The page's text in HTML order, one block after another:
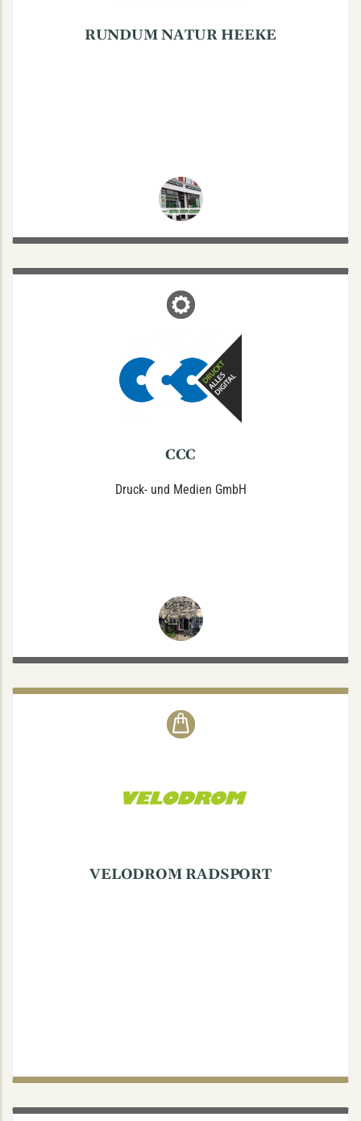
RUNDUM NATUR HEEKE
CCC
Druck- und Medien GmbH
CCC
Coerdestraße 44, 48147 Münster
Tel.: 0251/92201-0 / Mail:
info@ccc-ms.de
Druck - Plot - Kopie - Scan & Archivierung - Bindearbeiten -
Bürobedarf
VELODROM RADSPORT
VELODROM RADSPORT